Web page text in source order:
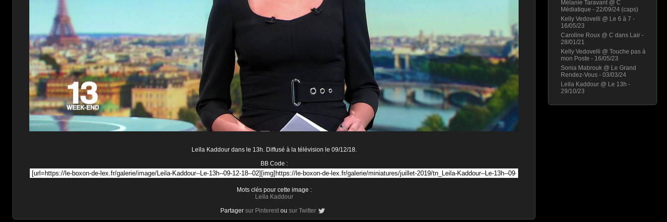
Mélanie Taravant @ C
Médiatique - 22/09/24 (caps)
Kelly Vedovelli @ Le 6 à 7 -
16/05/23
Caroline Roux @ C dans Lair -
28/01/21
Kelly Vedovelli @ Touche pas à
mon Poste - 16/05/23
Sonia Mabrouk @ Le Grand
Rendez-Vous - 03/03/24
Leïla Kaddour @ Le 13h -
29/10/23
Leïla Kaddour dans le 13h. Diffusé à la télévision le 09/12/18.
BB Code :
Mots clés pour cette image :
Leïla Kaddour
Partager sur Pinterest ou sur Twitter